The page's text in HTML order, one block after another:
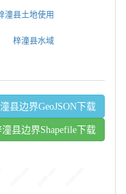
潼县土地使用
梓潼县水域
县边界GeoJSON下载
县边界Shapefile下载